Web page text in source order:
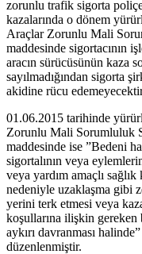
zorunlu trafik sigorta
kazalarında o dönem
Araçlar Zorunlu Mali
maddesinde sigortacının
aracın sürücüsünün kaza
sayılmadığından sigorta
akidine rücu
01.06.2015 tarihinde
Zorunlu Mali Sorumluluk
maddesinde ise ”Bedeni
sigortalının veya
veya yardım amaçlı
nedeniyle uzaklaşma gibi
yerini terk etmesi veya
koşullarına ilişkin
aykırı davranması
düzenlenmiştir.